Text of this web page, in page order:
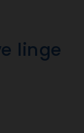
linge